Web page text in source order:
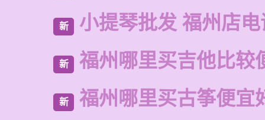
新 小提琴批发 福州店
新 福州哪里买吉他比较
新 福州哪里买古筝便宜